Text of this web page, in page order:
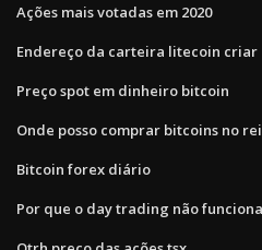
Ações mais votadas em 2020
Endereço da carteira litecoin criar
Preço spot em dinheiro bitcoin
Onde posso comprar bitcoins no
Bitcoin forex diário
Por que o day trading não funciona